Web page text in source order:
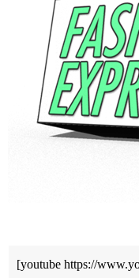
[youtube https://